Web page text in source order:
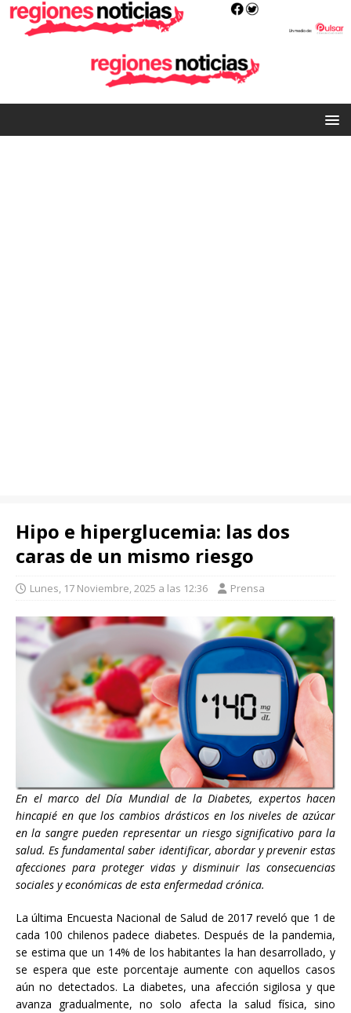
Hipo e hiperglucemia: las dos
caras de un mismo riesgo
Lunes, 17 Noviembre, 2025 a las 12:36 Prensa
En el marco del Día Mundial de la Diabetes, expertos hacen
hincapié en que los cambios drásticos en los niveles de azúcar
en la sangre pueden representar un riesgo significativo para la
salud. Es fundamental saber identificar, abordar y prevenir estas
afecciones para proteger vidas y disminuir las consecuencias
sociales y económicas de esta enfermedad crónica.
La última Encuesta Nacional de Salud de 2017 reveló que 1 de
cada 100 chilenos padece diabetes. Después de la pandemia,
se estima que un 14% de los habitantes la han desarrollado, y
se espera que este porcentaje aumente con aquellos casos
aún no detectados. La diabetes, una afección sigilosa y que
avanza gradualmente, no solo afecta la salud física, sino